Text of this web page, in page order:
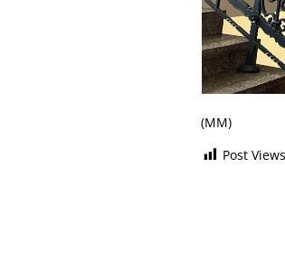
(MM)
Post